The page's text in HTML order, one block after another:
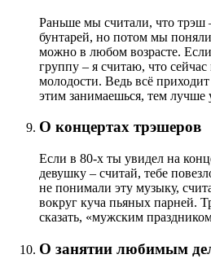
Раньше мы считали, что трэш
бунтарей, но потом мы
можно в любом возрасте.
группу – я считаю, что
молодости. Ведь всё
этим занимаешься, тем лучше
О концертах трэшеров
Если в 80-х ты увидел на
девушку – считай, тебе
не понимали эту музыку,
вокруг куча пьяных парней.
сказать, «мужским
О занятии любимым